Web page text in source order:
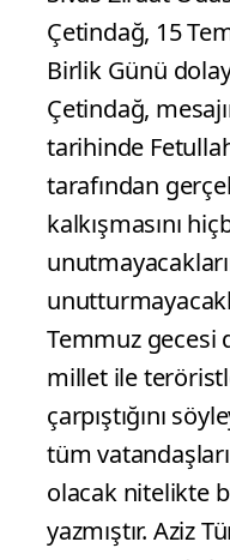
Çetindağ, 15
Birlik Günü
Çetindağ,
tarihinde
tarafından
kalkışmasını
Temmuz gecesi
millet ile
çarpıştığını
tüm
olacak nitelikte
yazmıştır. Aziz